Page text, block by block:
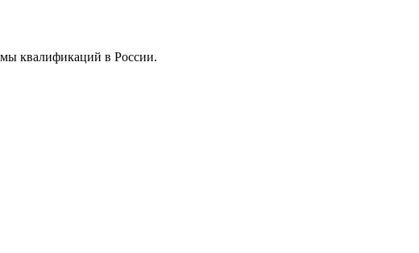
квалификаций в России.